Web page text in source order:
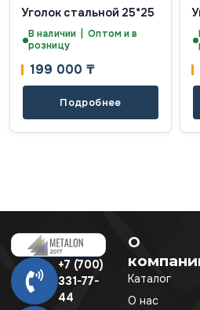
Уголок стальной 25*25
В наличии | Оптом и в
розницу
199 000 ₸
Подробнее
+7 (700)
331-77-
44
О
Каталог
О нас